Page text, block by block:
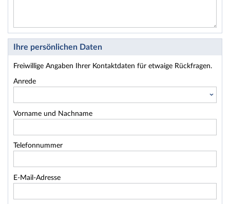
Ihre persönlichen Daten
Freiwillige Angaben Ihrer Kontaktdaten für etwaige Rückfragen.
Anrede
Vorname und Nachname
Telefonnummer
E-Mail-Adresse